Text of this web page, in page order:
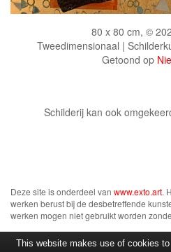
80 x 80 cm, ©
Tweedimensionaal |
Getoond op
Schilderij kan ook
Deze site is onderdeel van www.exto.art.
werken berust bij de desbetreffende
werken mogen niet gebruikt worden
This website makes use of cookies